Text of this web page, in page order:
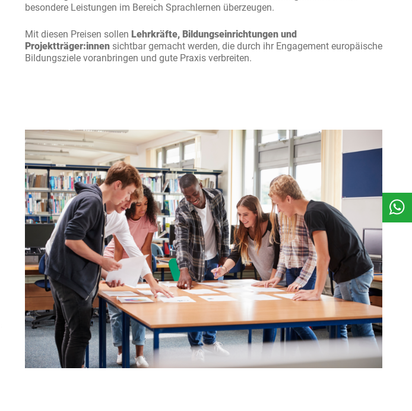
besondere Leistungen im Bereich Sprachlernen überzeugen.
Mit diesen Preisen sollen Lehrkräfte, Bildungseinrichtungen und
Projektträger:innen sichtbar gemacht werden, die durch ihr Engagement europäische
Bildungsziele voranbringen und gute Praxis verbreiten.